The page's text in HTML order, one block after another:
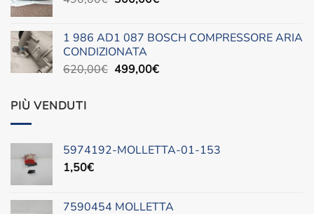
era:
490,00€.
è:
1 986 AD1 087 BOSCH COMPRESSORE ARIA
CONDIZIONATA
620,00€ Il
499,00€Il
PIÙ VENDUTI
5974192-MOLLETTA-01-153
1,50€
7590454 MOLLETTA